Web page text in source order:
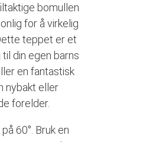
bomullen
for å virkelig
teppet er et
din egen barns
en fantastisk
nybakt eller
forelder.
60°. Bruk en